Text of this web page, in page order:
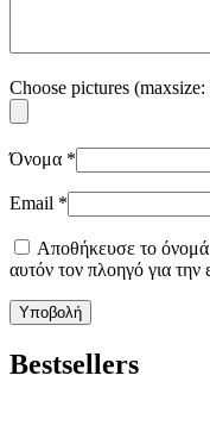
Choose pictures
Όνομα *
Email *
Αποθήκευσε το όνομά
αυτόν τον πλοηγό για
Bestsellers